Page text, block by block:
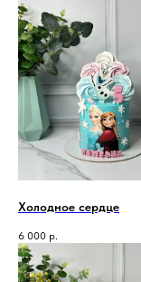
Холодное сердце
6 000 р.